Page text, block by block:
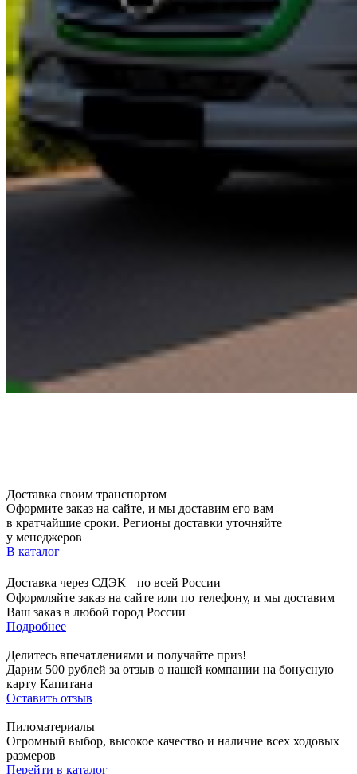
Доставка своим транспортом
Оформите заказ на сайте, и мы доставим его вам
в кратчайшие сроки. Регионы доставки уточняйте
у менеджеров
В каталог
Доставка через СДЭК по всей России
Оформляйте заказ на сайте или по телефону, и мы доставим
Ваш заказ в любой город России
Подробнее
Делитесь впечатлениями и получайте приз!
Дарим 500 рублей за отзыв о нашей компании на бонусную
карту Капитана
Оставить отзыв
Пиломатериалы
Огромный выбор, высокое качество и наличие всех ходовых
размеров
Перейти в каталог